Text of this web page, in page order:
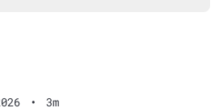
•
3m